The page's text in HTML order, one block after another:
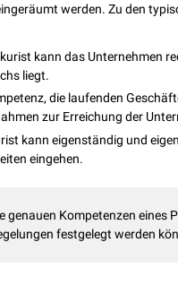
werden. Zu den
kann das Unternehmen
liegt.
die laufenden
zur Erreichung der
kann eigenständig und
eingehen.
genauen Kompetenzen eines
festgelegt werden